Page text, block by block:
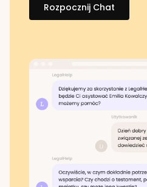
Rozpocznij Chat